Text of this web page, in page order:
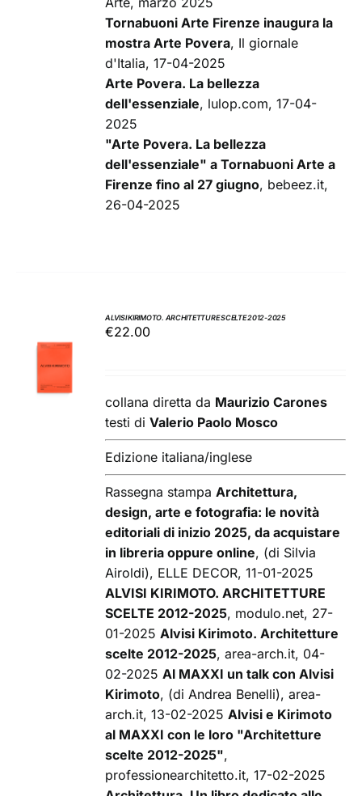
Tornabuoni Arte Firenze inaugura la
mostra Arte Povera, Il giornale
d'Italia, 17-04-2025
Arte Povera. La bellezza
dell'essenziale, lulop.com, 17-04-
2025
"Arte Povera. La bellezza
dell'essenziale" a Tornabuoni Arte a
Firenze fino al 27 giugno, bebeez.it,
26-04-2025
CARRELLO
/
ALVISI KIRIMOTO. ARCHITETTURE SCELTE 2012-2025
€22.00
collana diretta da Maurizio Carones
testi diValerio Paolo Mosco
Edizione italiana/inglese
Rassegna stampaArchitettura,
design, arte e fotografia: le novità
editoriali di inizio 2025, da acquistare
in libreria oppure online, (di Silvia
Airoldi), ELLE DECOR, 11-01-2025
ALVISI KIRIMOTO. ARCHITETTURE
SCELTE 2012-2025, modulo.net, 27-
01-2025Alvisi Kirimoto. Architetture
scelte 2012-2025, area-arch.it, 04-
02-2025Al MAXXI un talk con Alvisi
Kirimoto, (di Andrea Benelli), area-
arch.it, 13-02-2025Alvisi e Kirimoto
al MAXXI con le loro "Architetture
scelte 2012-2025",
professionearchitetto.it, 17-02-2025